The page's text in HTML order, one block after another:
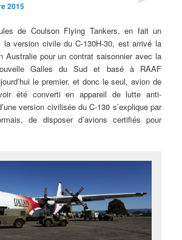
2015
de Coulson Flying Tankers, en fait un
la version civile du C-130H-30, est arrivé la
Australie pour un contrat saisonnier avec la
Galles du Sud et basé à RAAF
le premier, et donc le seul, avion de
été converti en appareil de lutte anti-
version civilisée du C-130 s’explique par
de disposer d’avions certifiés pour